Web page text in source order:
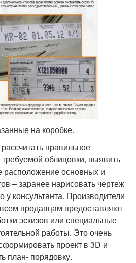
на коробке.
правильное
облицовки, выявить
расположение основных и
– заранее нарисовать чертеж
у консультанта. Производители
продавцам предоставляют
эскизов или специальные
работы. Это очень
проект в 3D и
план- порядовку.